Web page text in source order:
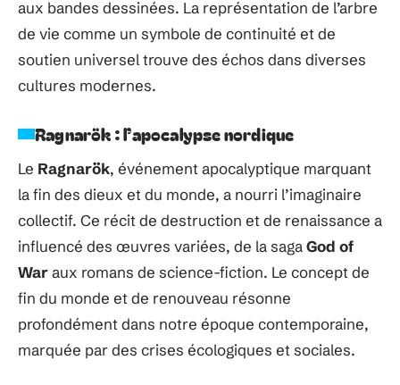
aux bandes dessinées. La représentation de l’arbre
de vie comme un symbole de continuité et de
soutien universel trouve des échos dans diverses
cultures modernes.
Ragnarök : l’apocalypse nordique
Le Ragnarök, événement apocalyptique marquant
la fin des dieux et du monde, a nourri l’imaginaire
collectif. Ce récit de destruction et de renaissance a
influencé des œuvres variées, de la sagaGod of
Waraux romans de science-fiction. Le concept de
fin du monde et de renouveau résonne
profondément dans notre époque contemporaine,
marquée par des crises écologiques et sociales.